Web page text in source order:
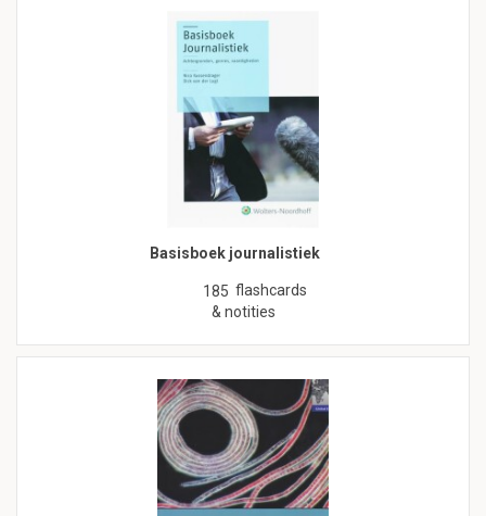
Basisboek journalistiek
185 flashcards
& notities